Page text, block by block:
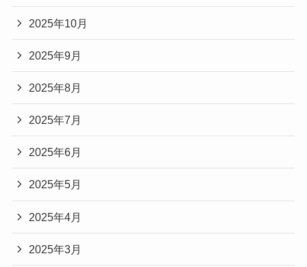
2025年10月
2025年9月
2025年8月
2025年7月
2025年6月
2025年5月
2025年4月
2025年3月